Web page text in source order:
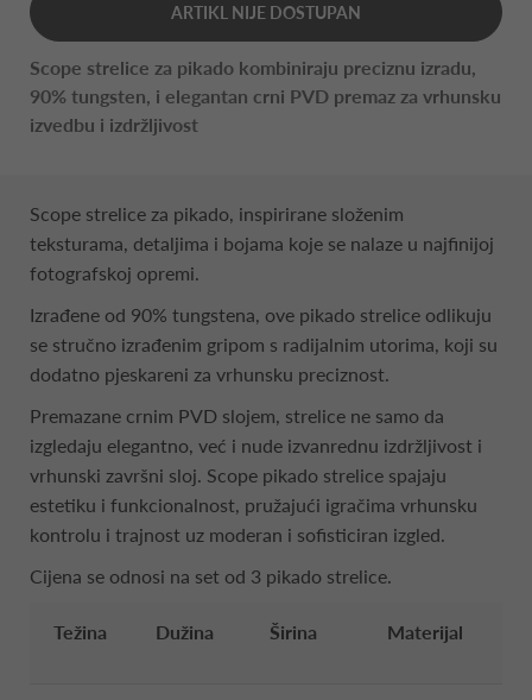
ARTIKL NIJE DOSTUPAN
Scope strelice za pikado kombiniraju preciznu izradu,
90% tungsten, i elegantan crni PVD premaz za vrhunsku
izvedbu i izdržljivost
Scope strelice za pikado, inspirirane složenim
teksturama, detaljima i bojama koje se nalaze u najfinijoj
fotografskoj opremi.
Izrađene od 90% tungstena, ove pikado strelice odlikuju
se stručno izrađenim gripom s radijalnim utorima, koji su
dodatno pjeskareni za vrhunsku preciznost.
Premazane crnim PVD slojem, strelice ne samo da
izgledaju elegantno, već i nude izvanrednu izdržljivost i
vrhunski završni sloj. Scope pikado strelice spajaju
estetiku i funkcionalnost, pružajući igračima vrhunsku
kontrolu i trajnost uz moderan i sofisticiran izgled.
Cijena se odnosi na set od 3 pikado strelice.
Težina Dužina Širina Materijal